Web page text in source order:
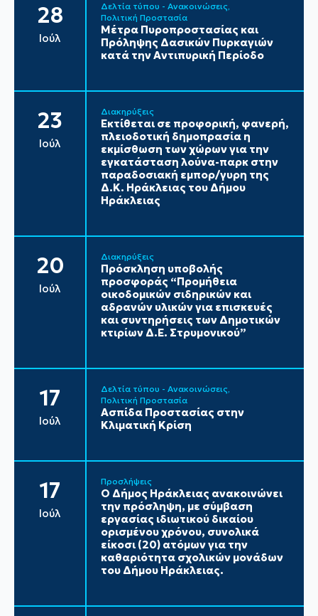
28
Ιούλ
Δελτία τύπου - Ανακοινώσεις
Πολιτική Προστασία
Μέτρα Πυροπροστασίας και
Πρόληψης Δασικών Πυρκαγιών
κατά την Αντιπυρική Περίοδο
23
Ιούλ
Διακηρύξεις
Εκτίθεται σε προφορική, φανερή,
πλειοδοτική δημοπρασία η
εκμίσθωση των χώρων για την
εγκατάσταση λούνα-παρκ στην
παραδοσιακή εμπορ/γυρη της
Δ.Κ. Ηράκλειας του Δήμου
Ηράκλειας
20
Ιούλ
Διακηρύξεις
Πρόσκληση υποβολής
προσφοράς “Προμήθεια
οικοδομικών σιδηρικών και
αδρανών υλικών για επισκευές
και συντηρήσεις των Δημοτικών
κτιρίων Δ.Ε. Στρυμονικού”
17
Ιούλ
Δελτία τύπου - Ανακοινώσεις
Πολιτική Προστασία
Ασπίδα Προστασίας στην
Κλιματική Κρίση
17
Ιούλ
Προσλήψεις
Ο Δήμος Ηράκλειας ανακοινώνει
την πρόσληψη, με σύμβαση
εργασίας ιδιωτικού δικαίου
ορισμένου χρόνου, συνολικά
είκοσι (20) ατόμων για την
καθαριότητα σχολικών μονάδων
του Δήμου Ηράκλειας.